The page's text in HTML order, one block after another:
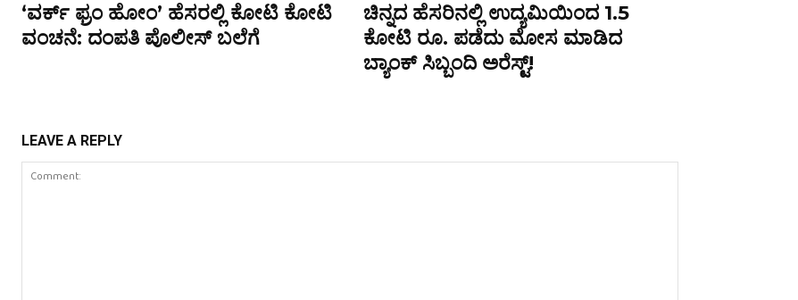
‘ವರ್ಕ್ ಫ್ರಂ ಹೋಂ’ ಹೆಸರಲ್ಲಿ ಕೋಟಿ ಕೋಟಿ
ವಂಚನೆ: ದಂಪತಿ ಪೊಲೀಸ್ ಬಲೆಗೆ
ಚಿನ್ನದ ಹೆಸರಿನಲ್ಲಿ ಉದ್ಯಮಿಯಿಂದ 1.5
ಕೋಟಿ ರೂ. ಪಡೆದು ಮೋಸ ಮಾಡಿದ
ಬ್ಯಾಂಕ್ ಸಿಬ್ಬಂದಿ ಅರೆಸ್ಟ್!
LEAVE A REPLY